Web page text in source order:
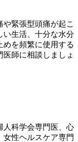
緊張型頭痛が起こ
い生活、十分な水分
を頻繁に使用する
師に相談しましょ
人科学会専門医、心
性ヘルスケア専門